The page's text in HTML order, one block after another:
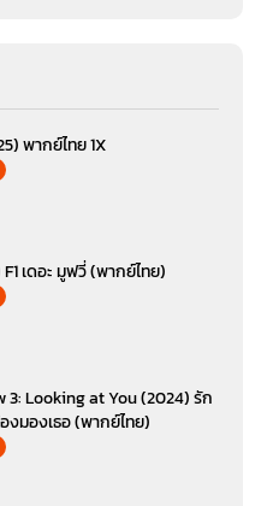
พากย์ไทย 1X
เดอะ มูฟวี่ (พากย์ไทย)
3: Looking at You (2024) รัก
งมองเธอ (พากย์ไทย)